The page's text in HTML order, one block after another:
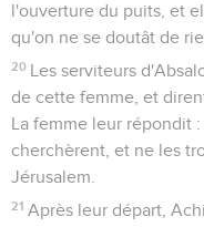
l'ouverture du puits, et
qu'on ne se doutât de
20 Les serviteurs
de cette femme, et
La femme leur répondit
cherchèrent, et ne les
Jérusalem.
21 Après leur départ,